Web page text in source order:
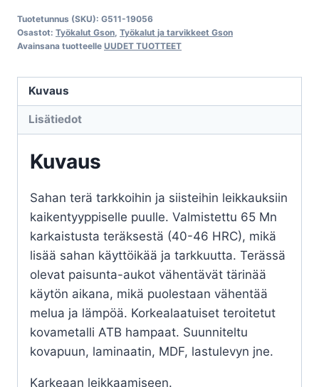
sahoinin
määrä
Tuotetunnus (SKU): G511-19056
Osastot: Työkalut Gson Työkalut ja tarvikkeet Gson
Avainsana tuotteelle UUDET TUOTTEET
Kuvaus
Lisätiedot
Kuvaus
Sahan terä tarkkoihin ja siisteihin leikkauksiin
kaikentyyppiselle puulle. Valmistettu 65 Mn
karkaistusta teräksestä (40-46 HRC), mikä
lisää sahan käyttöikää ja tarkkuutta. Terässä
olevat paisunta-aukot vähentävät tärinää
käytön aikana, mikä puolestaan vähentää
melua ja lämpöä. Korkealaatuiset teroitetut
kovametalli ATB hampaat. Suunniteltu
kovapuun, laminaatin, MDF, lastulevyn jne.
Karkeaan leikkaamiseen.